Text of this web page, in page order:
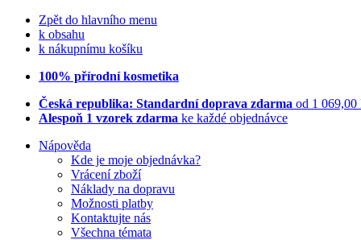
Zpět do hlavního menu
k obsahu
k nákupnímu košíku
100% přírodní kosmetika
Česká republika: Standardní doprava zdarma od 1 069,00
Alespoň 1 vzorek zdarma ke každé objednávce
Nápověda
Kde je moje objednávka?
Vrácení zboží
Náklady na dopravu
Možnosti platby
Kontaktujte nás
Všechna témata